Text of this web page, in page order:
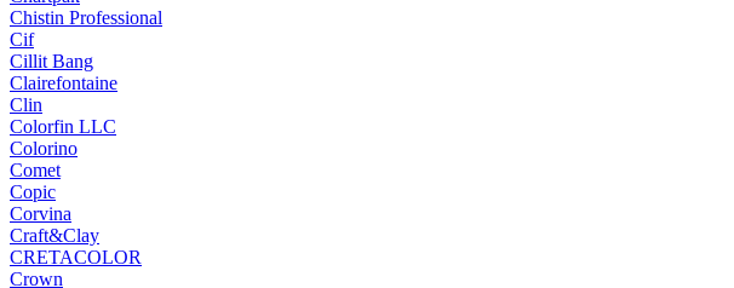
Chistin Professional
Cif
Cillit Bang
Clairefontaine
Clin
Colorfin LLC
Colorino
Comet
Copic
Corvina
Craft&Clay
CRETACOLOR
Crown